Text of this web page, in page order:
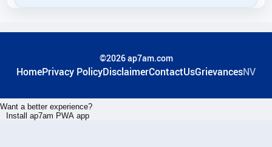
©2026 ap7am.com
HomePrivacy PolicyDisclaimerContactUsGrievancesNV
Want a better experience?
Install ap7am PWA app